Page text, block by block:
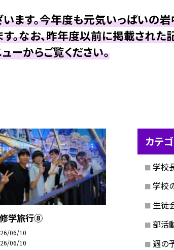
ます。今年度も元気いっぱいの
なお、昨年度以前に掲載された
ーからご覧ください。
学旅行⑧
06/10
06/10
カテ
学校
学校
生徒
部活
週の